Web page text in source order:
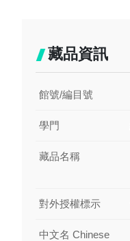
藏品資訊
館號/編目號
學門
藏品名稱
對外授權標示
中文名 Chinese